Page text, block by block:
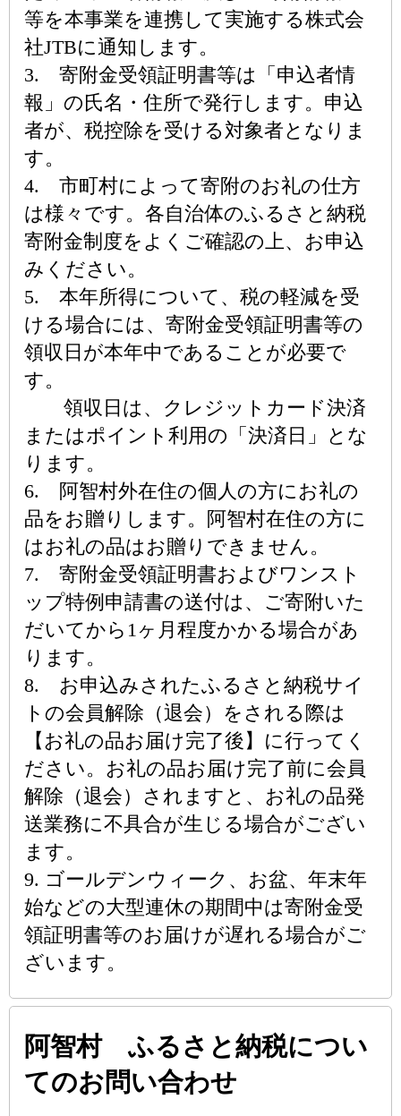
等を本事業を連携して実施する株式会
社JTBに通知します。
3. 寄附金受領証明書等は「申込者情
報」の氏名・住所で発行します。申込
者が、税控除を受ける対象者となりま
す。
4. 市町村によって寄附のお礼の仕方
は様々です。各自治体のふるさと納税
寄附金制度をよくご確認の上、お申込
みください。
5. 本年所得について、税の軽減を受
ける場合には、寄附金受領証明書等の
領収日が本年中であることが必要で
す。
領収日は、クレジットカード決済
またはポイント利用の「決済日」とな
ります。
6. 阿智村外在住の個人の方にお礼の
品をお贈りします。阿智村在住の方に
はお礼の品はお贈りできません。
7. 寄附金受領証明書およびワンスト
ップ特例申請書の送付は、ご寄附いた
だいてから1ヶ月程度かかる場合があ
ります。
8. お申込みされたふるさと納税サイ
トの会員解除（退会）をされる際は
【お礼の品お届け完了後】に行ってく
ださい。お礼の品お届け完了前に会員
解除（退会）されますと、お礼の品発
送業務に不具合が生じる場合がござい
ます。
9. ゴールデンウィーク、お盆、年末年
始などの大型連休の期間中は寄附金受
領証明書等のお届けが遅れる場合がご
ざいます。
阿智村 ふるさと納税につい
てのお問い合わせ